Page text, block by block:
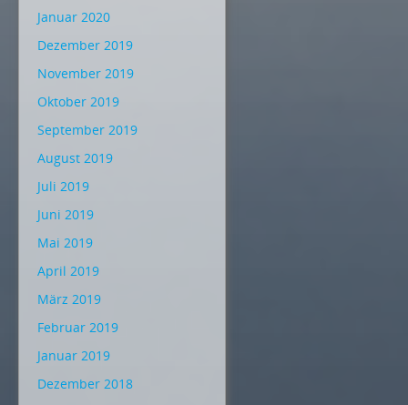
Januar 2020
Dezember 2019
November 2019
Oktober 2019
September 2019
August 2019
Juli 2019
Juni 2019
Mai 2019
April 2019
März 2019
Februar 2019
Januar 2019
Dezember 2018